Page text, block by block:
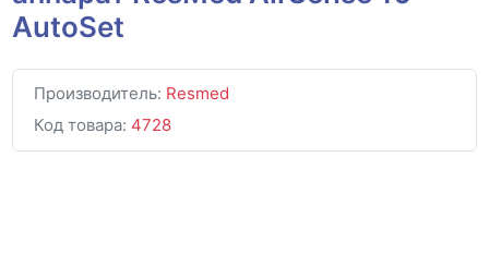
AutoSet
Производитель: Resmed
Код товара: 4728